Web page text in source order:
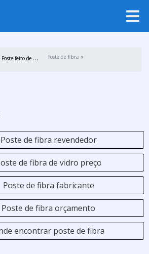
P
oste feito de fibra Poste de fibra revendedor
Poste de fibra revendedor
de fibra de vidro preço
Poste de fibra fabricante
Poste de fibra orçamento
encontrar poste de fibra